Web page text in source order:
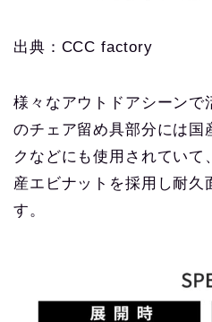
出典：CCC factory
様々なアウトドアシーンで
のチェア留め具部分には国
クなどにも使用されていて
産エビナットを採用し耐久
す。